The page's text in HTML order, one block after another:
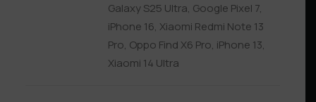
Galaxy S25 Ultra, Google Pixel 7,
iPhone 16, Xiaomi Redmi Note 13
Pro, Oppo Find X6 Pro, iPhone 13,
Xiaomi 14 Ultra